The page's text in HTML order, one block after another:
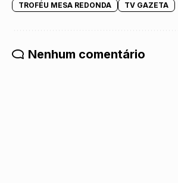
TROFÉU MESA REDONDA TV GAZETA
Nenhum comentário